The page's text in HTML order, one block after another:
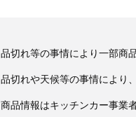
品切れ等の事情により一部商
品切れや天候等の事情により
商品情報はキッチンカー事業